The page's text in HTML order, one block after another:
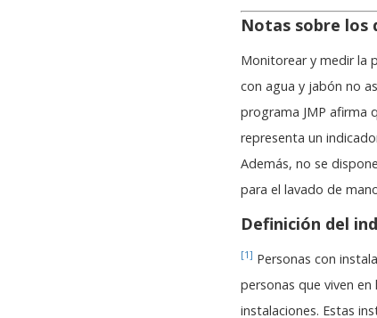
Notas sobre los
Monitorear y medir la
con agua y jabón no
programa JMP afirma
representa un
Además, no se
para el lavado de
Definición del
[1] Personas con
personas que viven
instalaciones. Estas